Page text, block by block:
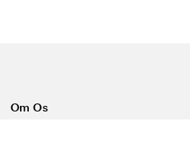
Om Os